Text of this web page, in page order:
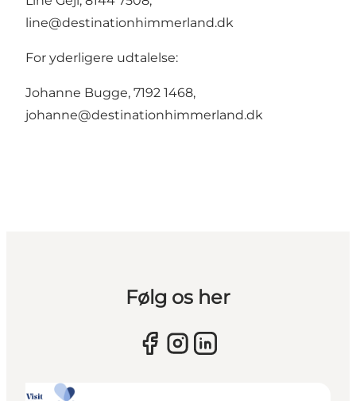
line@destinationhimmerland.dk
For yderligere udtalelse:
Johanne Bugge, 7192 1468,
johanne@destinationhimmerland.dk
Følg os her